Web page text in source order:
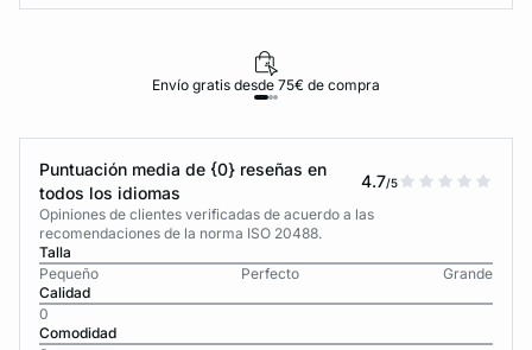
Envío gratis desde 75€ de compra
Puntuación media de {0} reseñas en
todos los idiomas
4.7/5
Opiniones de clientes verificadas de acuerdo a las
recomendaciones de la norma ISO 20488.
Talla
Pequeño
Perfecto
Grande
Calidad
0
Comodidad